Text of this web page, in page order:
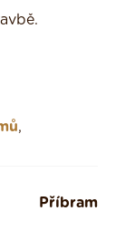
,
Příbram